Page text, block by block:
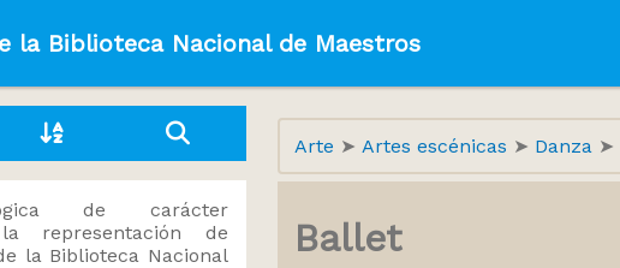
la Biblioteca Nacional de Maestros
de carácter
representación de
la Biblioteca Nacional
Arte Artes escénicas Danza
Ballet